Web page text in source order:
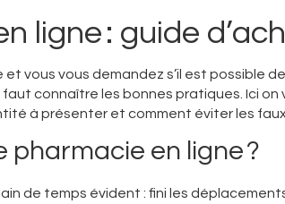
ligne : guide
vous vous demandez s’il est possible
faut connaître les bonnes pratiques. Ici on
à présenter et comment éviter les
pharmacie en ligne ?
de temps évident : fini les